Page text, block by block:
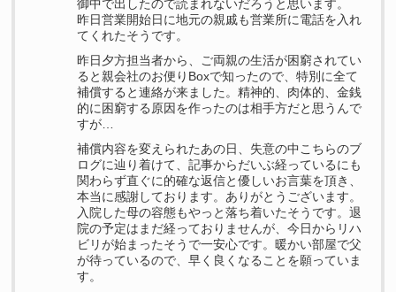
御中で出したので読まれないだろうと思います。
昨日営業開始日に地元の親戚も営業所に電話を入れ
てくれたそうです。
昨日夕方担当者から、ご両親の生活が困窮されてい
ると親会社のお便りBoxで知ったので、特別に全て
補償すると連絡が来ました。精神的、肉体的、金銭
的に困窮する原因を作ったのは相手方だと思うんで
すが…
補償内容を変えられたあの日、失意の中こちらのブ
ログに辿り着けて、記事からだいぶ経っているにも
関わらず直ぐに的確な返信と優しいお言葉を頂き、
本当に感謝しております。ありがとうございます。
入院した母の容態もやっと落ち着いたそうです。退
院の予定はまだ経っておりませんが、今日からリハ
ビリが始まったそうで一安心です。暖かい部屋で父
が待っているので、早く良くなることを願っていま
す。